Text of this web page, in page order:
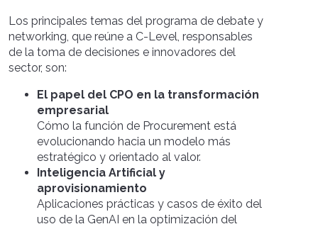
Los principales temas del programa de debate y
networking, que reúne a C-Level, responsables
de la toma de decisiones e innovadores del
sector, son:
El papel del CPO en la transformación
empresarial
Cómo la función de Procurement está
evolucionando hacia un modelo más
estratégico y orientado al valor.
Inteligencia Artificial y
aprovisionamiento
Aplicaciones prácticas y casos de éxito del
uso de la GenAI en la optimización del